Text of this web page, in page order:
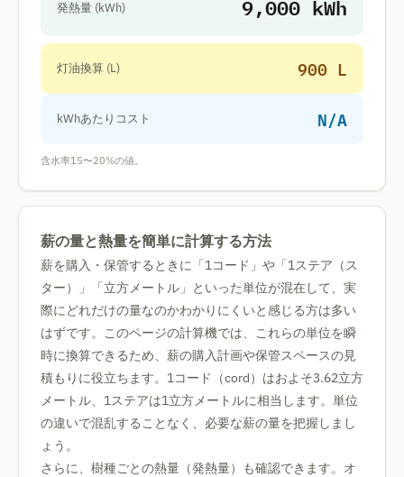
発熱量 (kWh) 9,000 kWh
灯油換算 (L) 900 L
kWhあたりコスト N/A
含水率15〜20%の値。
薪の量と熱量を簡単に計算する方法
薪を購入・保管するときに「1コード」や「1ステア（ス
ター）」「立方メートル」といった単位が混在して、実
際にどれだけの量なのかわかりにくいと感じる方は多い
はずです。このページの計算機では、これらの単位を瞬
時に換算できるため、薪の購入計画や保管スペースの見
積もりに役立ちます。1コード（cord）はおよそ3.62立方
メートル、1ステアは1立方メートルに相当します。単位
の違いで混乱することなく、必要な薪の量を把握しまし
ょう。
さらに、樹種ごとの熱量（発熱量）も確認できます。オ